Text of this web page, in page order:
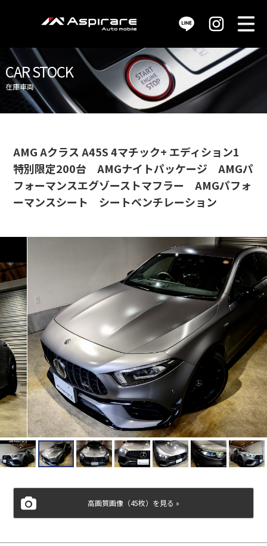
販売車両 / car stock
買取査定 / purchase
店舗情報 / shop info
会社概要 / company
CAR STOCK
在庫車両
AMG Aクラス A45S 4マチック+ エディション1
特別限定200台 AMGナイトパッケージ AMGパ
フォーマンスエグゾーストマフラー AMGパフォ
ーマンスシート シートベンチレーション
高画質画像（45枚）を見る »